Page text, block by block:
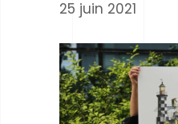
25 juin 2021